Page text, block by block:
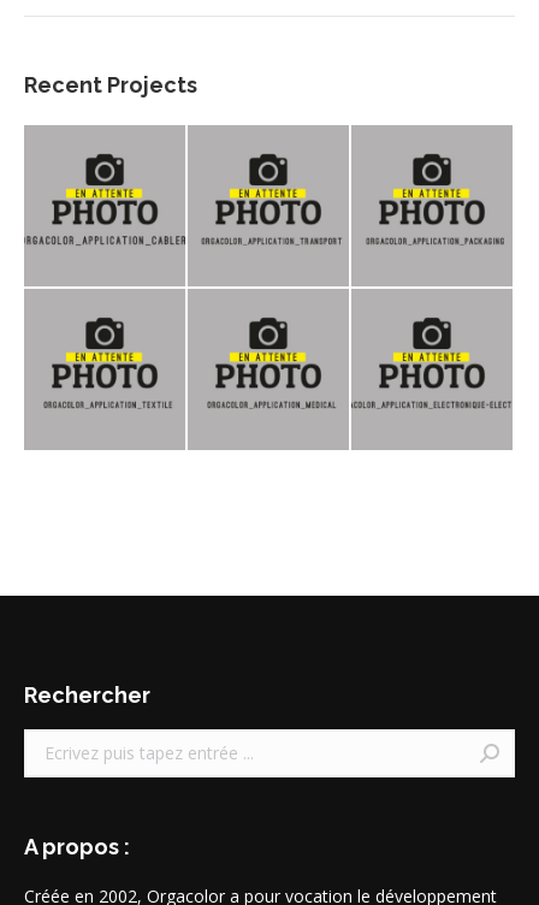
Recent Projects
Rechercher
Recherche
:
A propos :
Créée en 2002, Orgacolor a pour vocation le développement